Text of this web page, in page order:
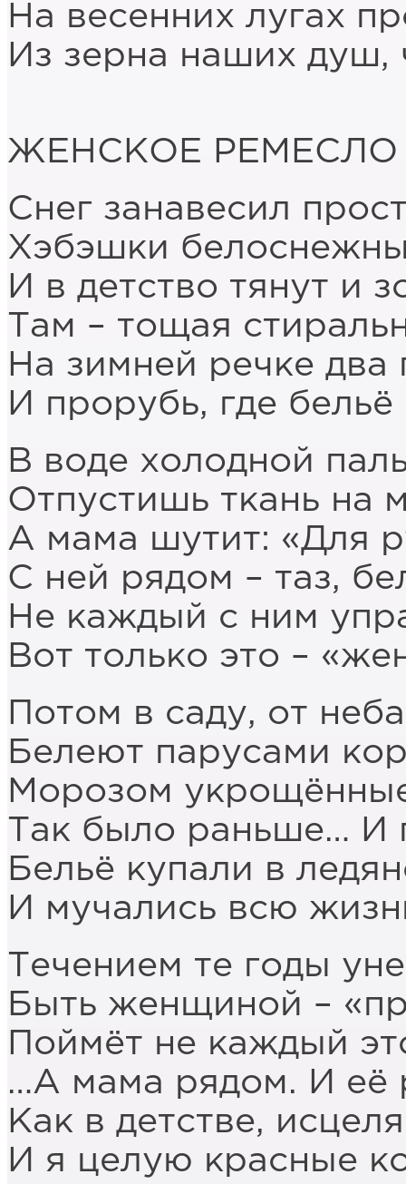
На весенних лугах
Из зерна наших душ,
ЖЕНСКОЕ РЕМЕСЛО
Снег занавесил
Хэбэшки
И в детство тянут и
Там – тощая
На зимней речке два
И прорубь, где
В воде холодной
Отпустишь ткань на
А мама шутит: «Для
С ней рядом – таз,
Не каждый с ним
Вот только это –
Потом в саду, от
Белеют парусами
Морозом
Так было раньше… И
Бельё купали в
И мучались всю
Течением те годы
Быть женщиной –
Поймёт не каждый
…А мама рядом. И её
Как в детстве,
И я целую красные